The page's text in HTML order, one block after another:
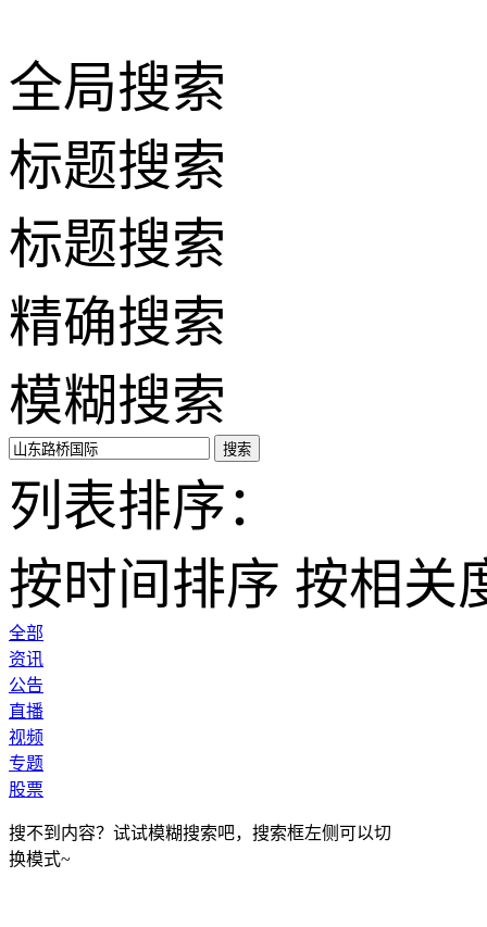
全局搜索
标题搜索
标题搜索
精确搜索
模糊搜索
搜索
列表排序：
按时间排序 按相关
全部
资讯
公告
直播
视频
专题
股票
搜不到内容？试试模糊搜索吧，搜索框左侧可以切
换模式~